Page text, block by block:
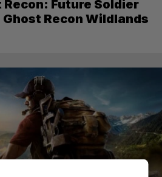
Future Soldier
Recon Wildlands